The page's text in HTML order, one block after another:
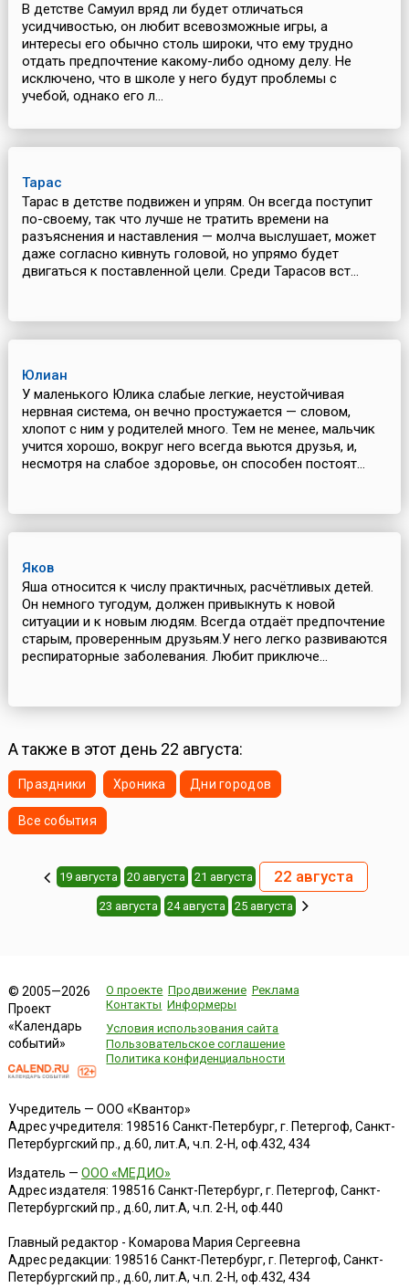
В детстве Самуил вряд ли будет отличаться
усидчивостью, он любит всевозможные игры, а
интересы его обычно столь широки, что ему трудно
отдать предпочтение какому-либо одному делу. Не
исключено, что в школе у него будут проблемы с
учебой, однако его л...
Тарас
Тарас в детстве подвижен и упрям. Он всегда поступит
по-своему, так что лучше не тратить времени на
разъяснения и наставления — молча выслушает, может
даже согласно кивнуть головой, но упрямо будет
двигаться к поставленной цели. Среди Тарасов вст...
Юлиан
У маленького Юлика слабые легкие, неустойчивая
нервная система, он вечно простужается — словом,
хлопот с ним у родителей много. Тем не менее, мальчик
учится хорошо, вокруг него всегда вьются друзья, и,
несмотря на слабое здоровье, он способен постоят...
Яков
Яша относится к числу практичных, расчётливых детей.
Он немного тугодум, должен привыкнуть к новой
ситуации и к новым людям. Всегда отдаёт предпочтение
старым, проверенным друзьям.У него легко развиваются
респираторные заболевания. Любит приключе...
А также в этот день 22 августа:
Праздники Хроника Дни городов
Все события
19 августа 20 августа 21 августа 22 августа
23 августа 24 августа 25 августа
© 2005—2026
Проект
«Календарь
событий»
О проекте Продвижение Реклама
Контакты Информеры
Условия использования сайта
Пользовательское соглашение
Политика конфиденциальности
Учредитель — ООО «Квантор»
Адрес учредителя: 198516 Санкт-Петербург, г. Петергоф, Санкт-
Петербургский пр., д.60, лит.А, ч.п. 2-Н, оф.432, 434
Издатель — ООО «МЕДИО»
Адрес издателя: 198516 Санкт-Петербург, г. Петергоф, Санкт-
Петербургский пр., д.60, лит.А, ч.п. 2-Н, оф.440
Главный редактор - Комарова Мария Сергеевна
Адрес редакции: 198516 Санкт-Петербург, г. Петергоф, Санкт-
Петербургский пр., д.60, лит.А, ч.п. 2-Н, оф.432, 434